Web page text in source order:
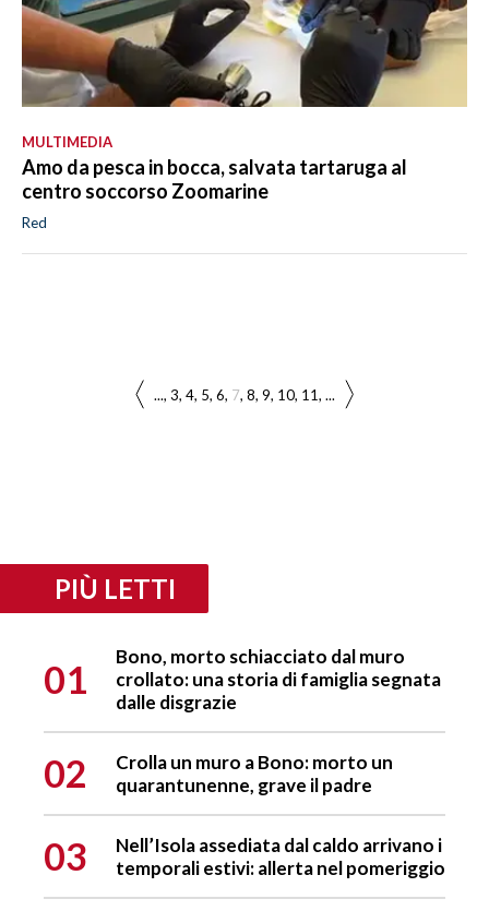
MULTIMEDIA
Amo da pesca in bocca, salvata tartaruga al
centro soccorso Zoomarine
Red
... 3 4 5 6 7 8 9 10 11 ...
PIÙ LETTI
01
Bono, morto schiacciato dal muro
crollato: una storia di famiglia segnata
dalle disgrazie
02
Crolla un muro a Bono: morto un
quarantunenne, grave il padre
03
Nell’Isola assediata dal caldo arrivano i
temporali estivi: allerta nel pomeriggio